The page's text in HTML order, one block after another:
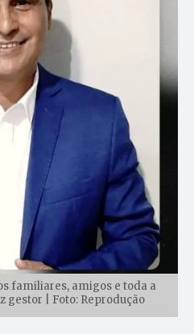
familiares, amigos e toda a
gestor | Foto: Reprodução